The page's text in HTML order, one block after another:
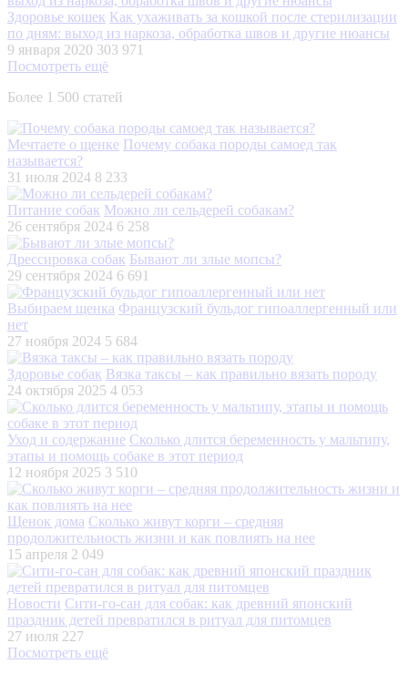
Здоровье кошек Как ухаживать за кошкой после стерилизации
по дням: выход из наркоза, обработка швов и другие нюансы
9 января 2020 303 971
Посмотреть ещё
Более 1 500 статей
Мечтаете о щенке Почему собака породы самоед так
называется?
31 июля 2024 8 233
Питание собак Можно ли сельдерей собакам?
26 сентября 2024 6 258
Дрессировка собак Бывают ли злые мопсы?
29 сентября 2024 6 691
Выбираем щенка Французский бульдог гипоаллергенный или
нет
27 ноября 2024 5 684
Здоровье собак Вязка таксы – как правильно вязать породу
24 октября 2025 4 053
Уход и содержание Сколько длится беременность у мальтипу,
этапы и помощь собаке в этот период
12 ноября 2025 3 510
Щенок дома Сколько живут корги – средняя
продолжительность жизни и как повлиять на нее
15 апреля 2 049
Новости Сити-го-сан для собак: как древний японский
праздник детей превратился в ритуал для питомцев
27 июля 227
Посмотреть ещё